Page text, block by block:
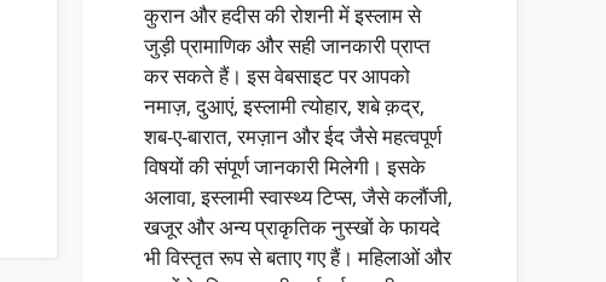
कुरान और हदीस की रोशनी में इस्लाम से
जुड़ी प्रामाणिक और सही जानकारी प्राप्त
कर सकते हैं। इस वेबसाइट पर आपको
नमाज़, दुआएं, इस्लामी त्योहार, शबे क़द्र,
शब-ए-बारात, रमज़ान और ईद जैसे महत्वपूर्ण
विषयों की संपूर्ण जानकारी मिलेगी। इसके
अलावा, इस्लामी स्वास्थ्य टिप्स, जैसे कलौंजी,
खजूर और अन्य प्राकृतिक नुस्खों के फायदे
भी विस्तृत रूप से बताए गए हैं। महिलाओं और